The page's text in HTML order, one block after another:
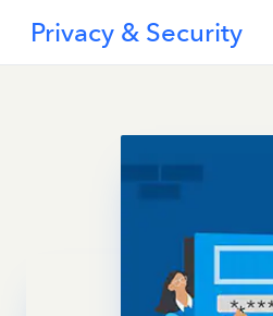
Privacy & Security